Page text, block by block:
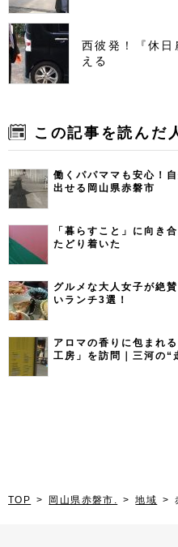
西彼発！『休
える
この記事を読んだ
働くパパママも安心！
出せる岡山県赤磐市
「暮らすこと」に向き
たどり着いた
グルメな大人女子が絶
いランチ3選！
アロマの香りに包まれ
工房」を訪問｜三河の“
TOP 岡山県赤磐市. 地域